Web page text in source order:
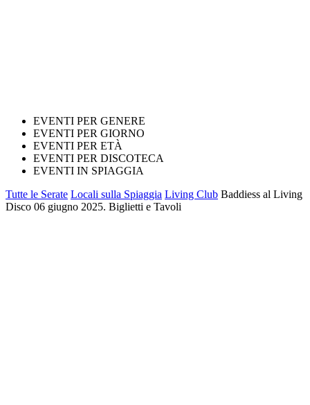
EVENTI PER GENERE
EVENTI PER GIORNO
EVENTI PER ETÀ
EVENTI PER DISCOTECA
EVENTI IN SPIAGGIA
Tutte le Serate Locali sulla Spiaggia Living Club Baddiess al Living
Disco 06 giugno 2025. Biglietti e Tavoli